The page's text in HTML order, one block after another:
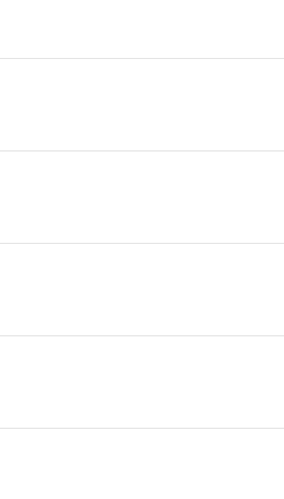
Verð frá